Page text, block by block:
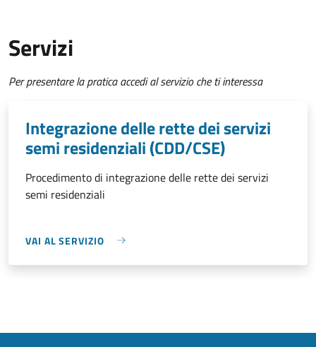
Servizi
Per presentare la pratica accedi al servizio che ti interessa
Integrazione delle rette dei servizi
semi residenziali (CDD/CSE)
Procedimento di integrazione delle rette dei servizi
semi residenziali
VAI AL SERVIZIO